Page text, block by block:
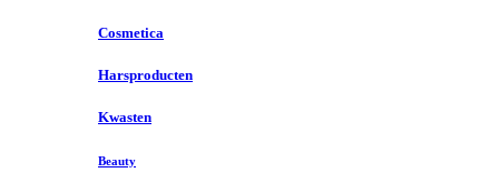
Cosmetica
Harsproducten
Kwasten
Beauty